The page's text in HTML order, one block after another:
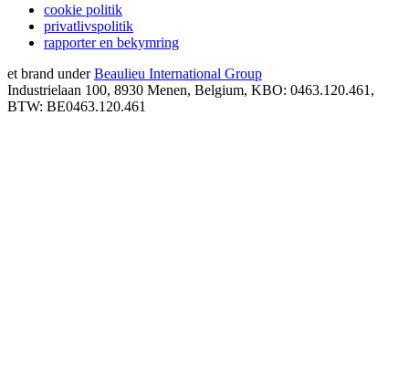
cookie politik
privatlivspolitik
rapporter en bekymring
et brand under Beaulieu International Group
Industrielaan 100, 8930 Menen, Belgium, KBO: 0463.120.461,
BTW: BE0463.120.461